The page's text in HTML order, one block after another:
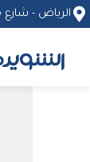
تخطي
إلى
المحتوى
الرياض -